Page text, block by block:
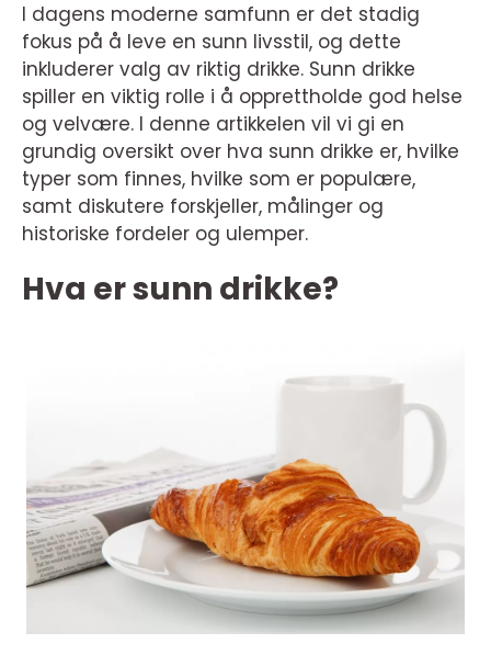
I dagens moderne samfunn er det stadig
fokus på å leve en sunn livsstil, og dette
inkluderer valg av riktig drikke. Sunn drikke
spiller en viktig rolle i å opprettholde god helse
og velvære. I denne artikkelen vil vi gi en
grundig oversikt over hva sunn drikke er, hvilke
typer som finnes, hvilke som er populære,
samt diskutere forskjeller, målinger og
historiske fordeler og ulemper.
Hva er sunn drikke?